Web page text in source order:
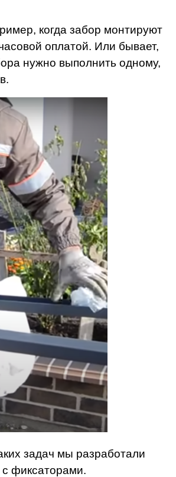
когда забор монтируют
оплатой. Или бывает,
нужно выполнить одному,
задач мы разработали
фиксаторами.